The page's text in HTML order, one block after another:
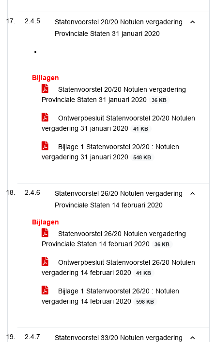
2.4.5
Statenvoorstel 20/20 Notulen vergadering
Provinciale Staten 31 januari 2020
Bijlagen
Statenvoorstel 20/20 Notulen vergadering
Provinciale Staten 31 januari 2020
36 KB
Ontwerpbesluit Statenvoorstel 20/20 Notulen
vergadering 31 januari 2020
41 KB
Bijlage 1 Statenvoorstel 20/20 : Notulen
vergadering 31 januari 2020
548 KB
2.4.6
Statenvoorstel 26/20 Notulen vergadering
Provinciale Staten 14 februari 2020
Bijlagen
Statenvoorstel 26/20 Notulen vergadering
Provinciale Staten 14 februari 2020
36 KB
Ontwerpbesluit Statenvoorstel 26/20 Notulen
vergadering 14 februari 2020
41 KB
Bijlage 1 Statenvoorstel 26/20 : Notulen
vergadering 14 februari 2020
598 KB
2.4.7
Statenvoorstel 33/20 Notulen vergadering